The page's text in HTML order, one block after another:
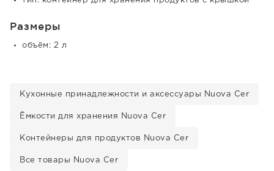
Размеры
объём: 2 л
Кухонные принадлежности и аксессуары Nuova Cer
Ёмкости для хранения Nuova Cer
Контейнеры для продуктов Nuova Cer
Все товары Nuova Cer